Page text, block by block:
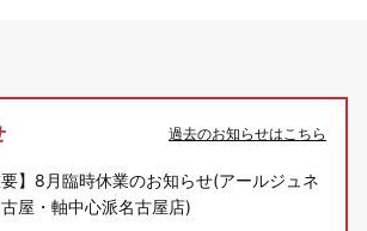
過去のお知らせはこちら
要】8月臨時休業のお知らせ(アールジュネ
屋・軸中心派名古屋店)